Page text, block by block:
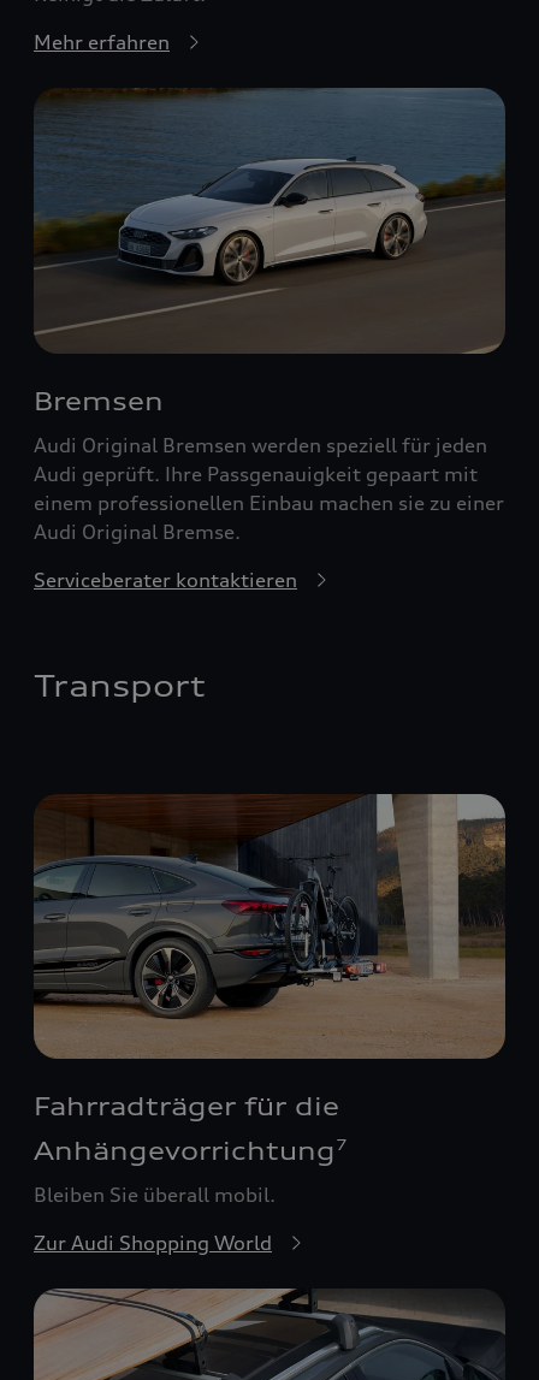
Mehr erfahren
Bremsen
Audi Original Bremsen werden speziell für jeden
Audi geprüft. Ihre Passgenauigkeit gepaart mit
einem professionellen Einbau machen sie zu einer
Audi Original Bremse.
Serviceberater kontaktieren
Transport
Fahrradträger für die
Anhängevorrichtung 7
Bleiben Sie überall mobil.
Zur Audi Shopping World